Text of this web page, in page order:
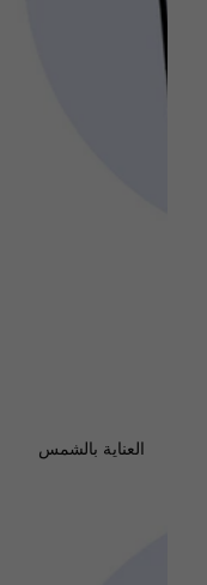
العناية بالشمس